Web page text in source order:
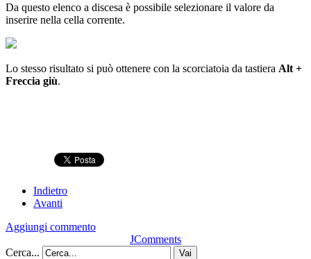
Da questo elenco a discesa è possibile selezionare il valore da
inserire nella cella corrente.
Lo stesso risultato si può ottenere con la scorciatoia da tastiera Alt +
Freccia giù.
Indietro
Avanti
Aggiungi commento
JComments
Cerca...
Vai